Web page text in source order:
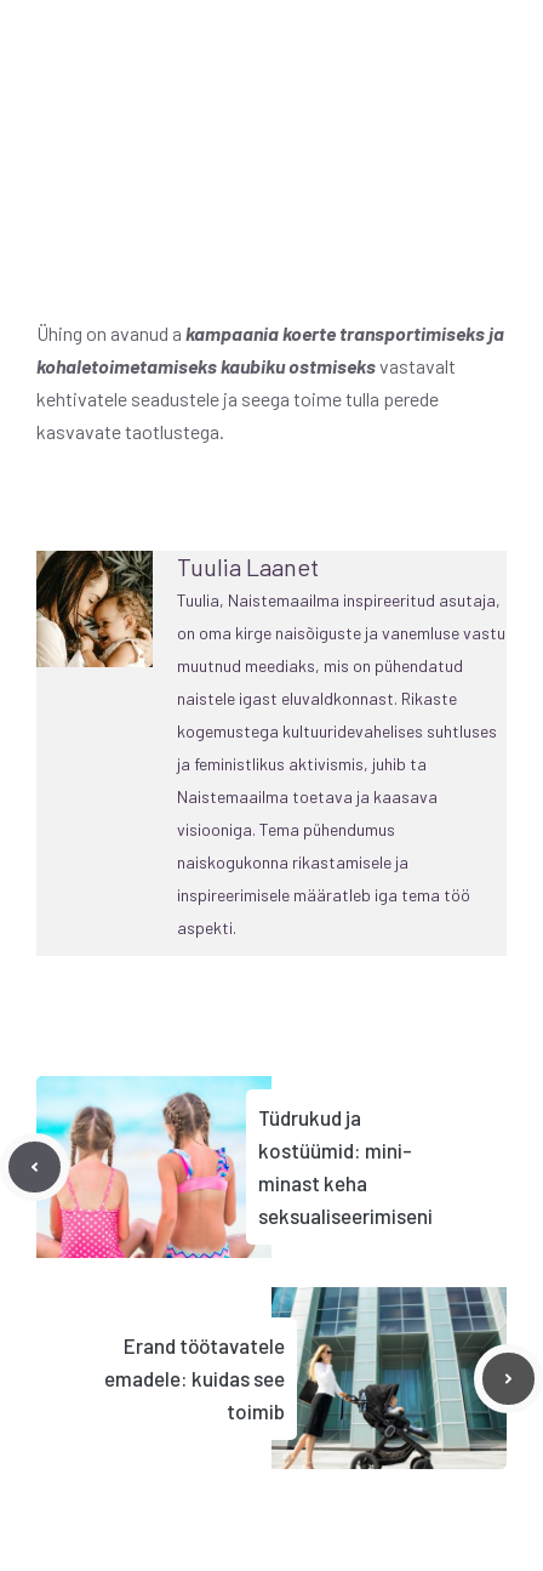
Ühing on avanud a kampaania koerte transportimiseks ja
kohaletoimetamiseks kaubiku ostmiseksvastavalt
kehtivatele seadustele ja seega toime tulla perede
kasvavate taotlustega.
Tuulia Laanet
Tuulia, Naistemaailma inspireeritud asutaja,
on oma kirge naisõiguste ja vanemluse vastu
muutnud meediaks, mis on pühendatud
naistele igast eluvaldkonnast. Rikaste
kogemustega kultuuridevahelises suhtluses
ja feministlikus aktivismis, juhib ta
Naistemaailma toetava ja kaasava
visiooniga. Tema pühendumus
naiskogukonna rikastamisele ja
inspireerimisele määratleb iga tema töö
aspekti.
Tüdrukud ja
kostüümid: mini-
minast keha
seksualiseerimiseni
Erand töötavatele
emadele: kuidas see
toimib